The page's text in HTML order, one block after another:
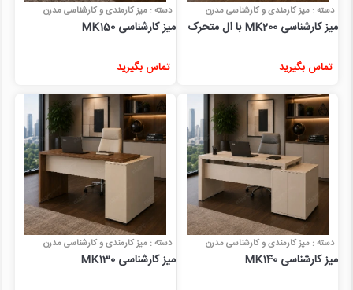
دسته : میز کارمندی و کارشناسی مدرن
میز کارشناسی MK200 با ال متحرک
تماس بگیرید
دسته : میز کارمندی و کارشناسی مدرن
میز کارشناسی MK150
تماس بگیرید
دسته : میز کارمندی و کارشناسی مدرن
میز کارشناسی MK140
دسته : میز کارمندی و کارشناسی مدرن
میز کارشناسی MK130